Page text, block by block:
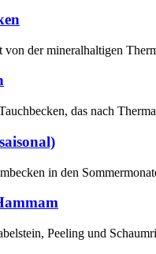
von der mineralhaltigen
das nach
in den
Peeling und